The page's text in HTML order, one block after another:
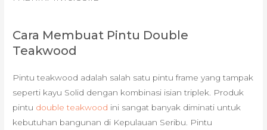
Cara Membuat Pintu Double
Teakwood
Pintu teakwood adalah salah satu pintu frame yang tampak
seperti kayu Solid dengan kombinasi isian triplek. Produk
pintu double teakwood ini sangat banyak diminati untuk
kebutuhan bangunan di Kepulauan Seribu. Pintu